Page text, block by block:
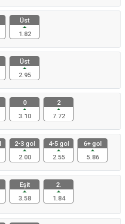
Üst
1.82
Üst
2.95
0
3.10
2
7.72
2-3 gol
2.00
4-5 gol
2.55
6+ gol
5.86
Eşit
3.58
2.
1.84